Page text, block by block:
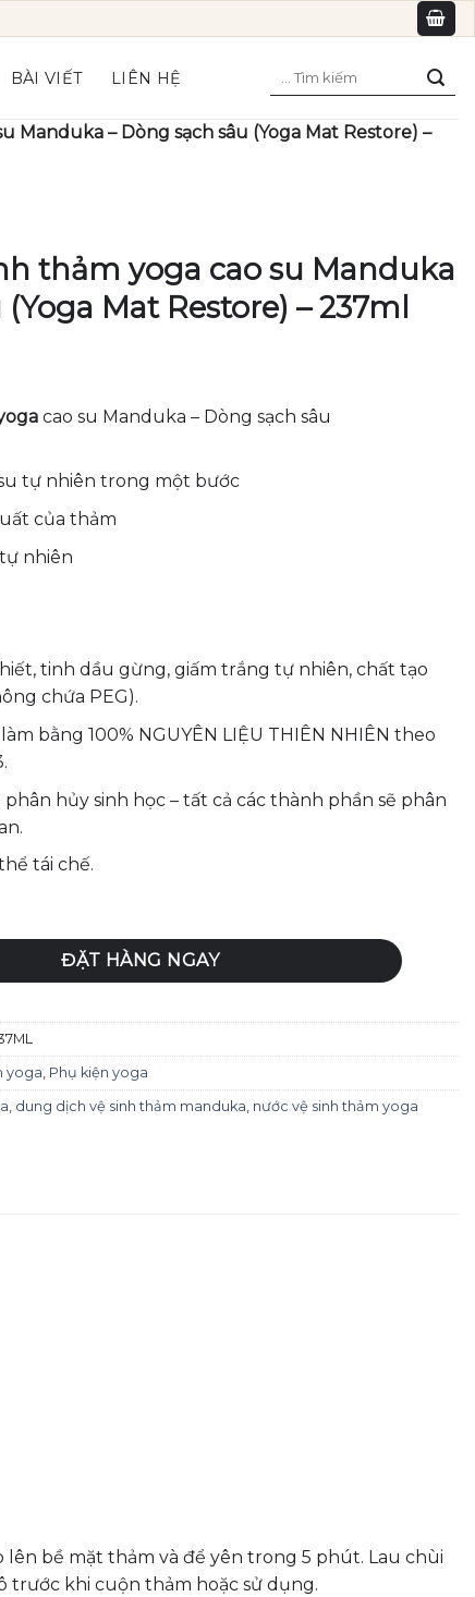
BÀI VIẾT LIÊN HỆ
Manduka – Dòng sạch sâu (Yoga Mat Restore) –
thảm yoga cao su Manduka
Mat Restore) – 237ml
cao su Manduka – Dòng sạch sâu
tự nhiên trong một bước
của thảm
nhiên
tinh dầu gừng, giấm trắng tự nhiên, chất tạo
chứa PEG).
bằng 100% NGUYÊN LIỆU THIÊN NHIÊN theo
hủy sinh học – tất cả các thành phần sẽ phân
tái chế.
su Manduka - Dòng sạch sâu (Yoga Mat Restore) -
ĐẶT HÀNG NGAY
yoga, Phụ kiện yoga
, dung dịch vệ sinh thảm manduka, nước vệ sinh thảm yoga
bề mặt thảm và để yên trong 5 phút. Lau chùi
trước khi cuộn thảm hoặc sử dụng.